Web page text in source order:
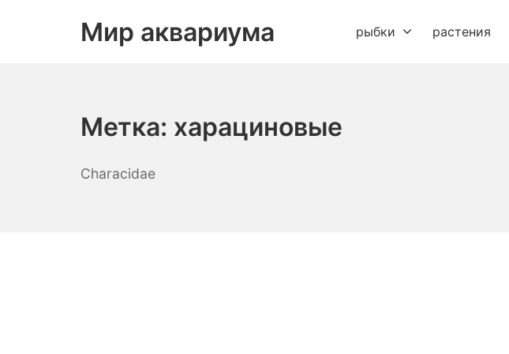
Мир аквариума рыбки растения
Метка: харациновые
Characidae